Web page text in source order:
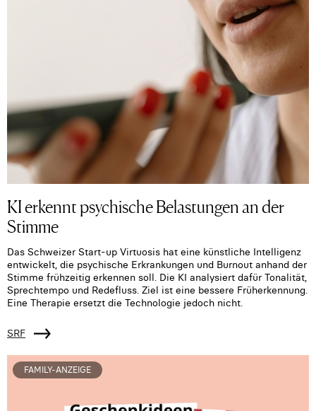
KI erkennt psychische Belastungen an der
Stimme
Das Schweizer Start-up Virtuosis hat eine künstliche Intelligenz
entwickelt, die psychische Erkrankungen und Burnout anhand der
Stimme frühzeitig erkennen soll. Die KI analysiert dafür Tonalität,
Sprechtempo und Redefluss. Ziel ist eine bessere Früherkennung.
Eine Therapie ersetzt die Technologie jedoch nicht.
SRF
FAMILY-ANZEIGE